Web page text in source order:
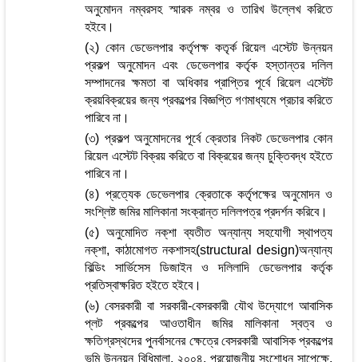
অনুমোদন নম্বরসহ স্মারক নম্বর ও তারিখ উল্লেখ করিতে
হইবে।
(২) কোন ডেভেলপার কর্তৃপক্ষ কতৃর্ক রিয়েল এস্টেট উন্নয়ন
প্রকল্প অনুমোদন এবং ডেভেলপার কর্তৃক হস্তান্তর দলিল
সম্পাদনের ক্ষমতা বা অধিকার প্রাপ্তির পূর্বে রিয়েল এস্টেট
ক্রয়বিক্রয়ের জন্য প্রকল্পের বিজ্ঞপ্তি গণমাধ্যমে প্রচার করিতে
পারিবে না।
(৩) প্রকল্প অনুমোদনের পূর্বে ক্রেতার নিকট ডেভেলপার কোন
রিয়েল এস্টেট বিক্রয় করিতে বা বিক্রয়ের জন্য চুক্তিবদ্ধ হইতে
পারিবে না।
(৪) প্রত্যেক ডেভেলপার ক্রেতাকে কর্তৃপক্ষের অনুমোদন ও
সংশ্লিষ্ট জমির মালিকানা সংক্রান্ত দলিলপত্র প্রদর্শন করিবে।
(৫) অনুমোদিত নক্‌শা ব্যতীত অন্যান্য সহযোগী স্থাপত্য
নক্‌শা, কাঠামোগত নকশাসহ(structural design)অন্যান্য
বিল্ডিং সার্ভিসেস ডিজাইন ও দলিলাদি ডেভেলপার কর্তৃক
প্রতিস্বাক্ষরিত হইতে হইবে।
(৬) বেসরকারী বা সরকারী-বেসরকারী যৌথ উদ্যোগে আবাসিক
প্লট প্রকল্পের আওতাধীন জমির মালিকানা স্বত্ব ও
ক্ষতিগ্রস্থদের পুনর্বাসনের ক্ষেত্রে বেসরকারী আবাসিক প্রকল্পের
ভূমি উন্নয়ন বিধিমালা, ২০০৪, প্রয়োজনীয় সংশোধন সাপেক্ষে,